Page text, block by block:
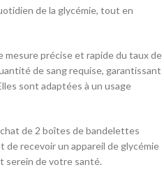
de la glycémie, tout en
précise et rapide du taux de
de sang requise, garantissant
sont adaptées à un usage
de 2 boîtes de bandelettes
de recevoir un appareil de glycémie
serein de votre santé.